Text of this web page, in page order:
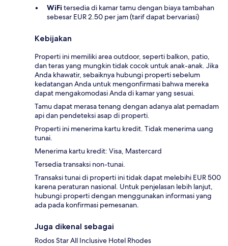
WiFi tersedia di kamar tamu dengan biaya tambahan
sebesar EUR 2.50 per jam (tarif dapat bervariasi)
Kebijakan
Properti ini memiliki area outdoor, seperti balkon, patio,
dan teras yang mungkin tidak cocok untuk anak-anak. Jika
Anda khawatir, sebaiknya hubungi properti sebelum
kedatangan Anda untuk mengonfirmasi bahwa mereka
dapat mengakomodasi Anda di kamar yang sesuai.
Tamu dapat merasa tenang dengan adanya alat pemadam
api dan pendeteksi asap di properti.
Properti ini menerima kartu kredit. Tidak menerima uang
tunai.
Menerima kartu kredit: Visa, Mastercard
Tersedia transaksi non-tunai.
Transaksi tunai di properti ini tidak dapat melebihi EUR 500
karena peraturan nasional. Untuk penjelasan lebih lanjut,
hubungi properti dengan menggunakan informasi yang
ada pada konfirmasi pemesanan.
Juga dikenal sebagai
Rodos Star All Inclusive Hotel Rhodes